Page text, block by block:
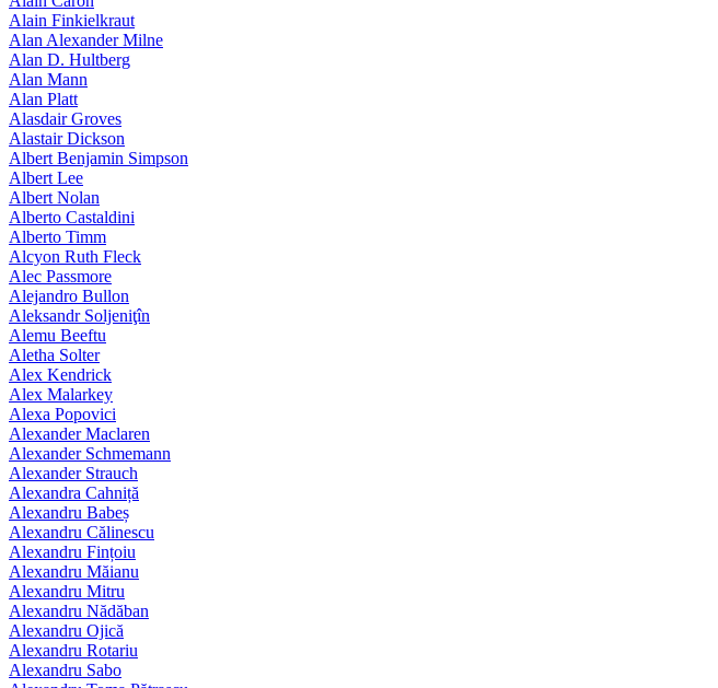
Alain Finkielkraut
Alan Alexander Milne
Alan D. Hultberg
Alan Mann
Alan Platt
Alasdair Groves
Alastair Dickson
Albert Benjamin Simpson
Albert Lee
Albert Nolan
Alberto Castaldini
Alberto Timm
Alcyon Ruth Fleck
Alec Passmore
Alejandro Bullon
Aleksandr Soljeniţîn
Alemu Beeftu
Aletha Solter
Alex Kendrick
Alex Malarkey
Alexa Popovici
Alexander Maclaren
Alexander Schmemann
Alexander Strauch
Alexandra Cahniță
Alexandru Babeș
Alexandru Călinescu
Alexandru Fințoiu
Alexandru Măianu
Alexandru Mitru
Alexandru Nădăban
Alexandru Ojică
Alexandru Rotariu
Alexandru Sabo